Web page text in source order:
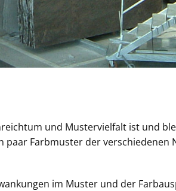
und Mustervielfalt ist und
Farbmuster der verschiedenen
im Muster und der